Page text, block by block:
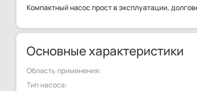
Компактный насос прост в эксплуатации,
Основные характеристики
Область применения:
Тип насоса: